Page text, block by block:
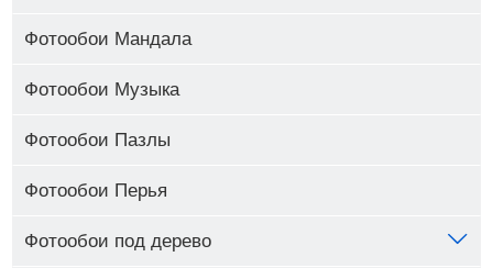
Фотообои Мандала
Фотообои Музыка
Фотообои Пазлы
Фотообои Перья
Фотообои под дерево